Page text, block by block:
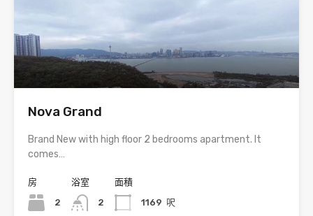
Nova Grand
Brand New with high floor 2 bedrooms apartment. It
comes…
房
2
浴室
2
面積
1169 呎